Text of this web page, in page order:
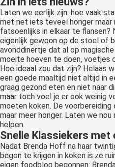
Laten we eerlijk zijn: hoe vaak
met net iets teveel honger maar
fatsoenlijks in elkaar te flansen?
eigenlijk gewoon op de stoel of
avonddinertje dat al op
moeite hoeven te doen, voetjes
Hoe ideaal zou dat zijn? Helaas
een goede maaltijd niet altijd in
graag gezond eten en niet naar
maar toch voel je er ook weinig
moeten koken. De
maar meer honger. Laten we
helpen.
Snelle Klassiekers met
Nadat Brenda Hoff na haar
begon te krijgen in koken is ze
eigen foodblog begonnen: